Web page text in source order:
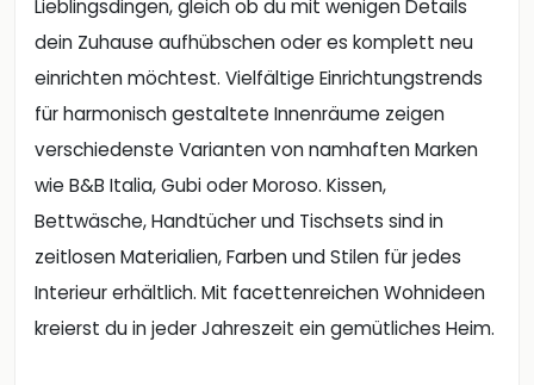
Lieblingsdingen, gleich ob du mit wenigen Details
dein Zuhause aufhübschen oder es komplett neu
einrichten möchtest. Vielfältige Einrichtungstrends
für harmonisch gestaltete Innenräume zeigen
verschiedenste Varianten von namhaften Marken
wie B&B Italia, Gubi oder Moroso. Kissen,
Bettwäsche, Handtücher und Tischsets sind in
zeitlosen Materialien, Farben und Stilen für jedes
Interieur erhältlich. Mit facettenreichen Wohnideen
kreierst du in jeder Jahreszeit ein gemütliches Heim.